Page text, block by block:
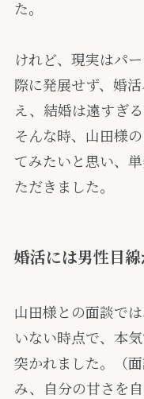
た。
けれど、現実はパ
際に発展せず、婚
え、結婚は遠すぎる
そんな時、山田様
てみたいと思い、
ただきました。
婚活には男性目
山田様との面談で
いない時点で、本
突かれました。（面
み、自分の甘さを